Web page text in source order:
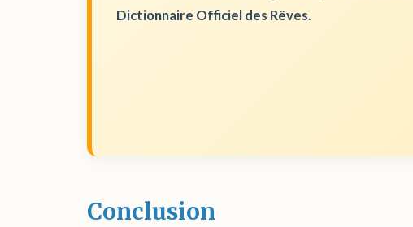
Dictionnaire Officiel des Rêves.
Conclusion